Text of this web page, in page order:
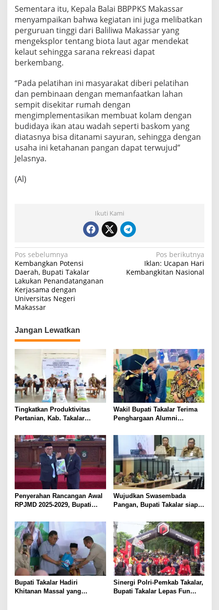
Sementara itu, Kepala Balai BBPPKS Makassar
menyampaikan bahwa kegiatan ini juga melibatkan
perguruan tinggi dari Baliliwa Makassar yang
mengeksplor tentang biota laut agar mendekat
kelaut sehingga sarana rekreasi dapat
berkembang.
“Pada pelatihan ini masyarakat diberi pelatihan
dan pembinaan dengan memanfaatkan lahan
sempit disekitar rumah dengan
mengimplementasikan membuat kolam dengan
budidaya ikan atau wadah seperti baskom yang
diatasnya bisa ditanami sayuran, sehingga dengan
usaha ini ketahanan pangan dapat terwujud”
Jelasnya.
(Al)
Ikuti Kami
N
a
v
i
g
a
s
i
p
o
s
Pos sebelumnya
Kembangkan Potensi
Daerah, Bupati Takalar
Lakukan Penandatanganan
Kerjasama dengan
Universitas Negeri
Makassar
Pos berikutnya
Iklan: Ucapan Hari
Kembangkitan Nasional
Jangan Lewatkan
Tingkatkan Produktivitas
Pertanian, Kab. Takalar
Subsidi Tahun 2025 sebanyak
29 Ribu Ton
Wakil Bupati Takalar Terima
Penghargaan Alumni
Makassar
Penyerahan Rancangan Awal
RPJMD 2025-2029, Bupati
Membangun Takalar dalam
Muwujudkan Kesejahteraan
Masyarakat
Wujudkan Swasembada
Pangan, Bupati Takalar siap
Provinsi terkait Optimalisasi
Lahan dan Bantuan Alsintan
Bupati Takalar Hadiri
Khitanan Massal yang
Sinergi Polri-Pemkab Takalar,
Bupati Takalar Lepas Fun